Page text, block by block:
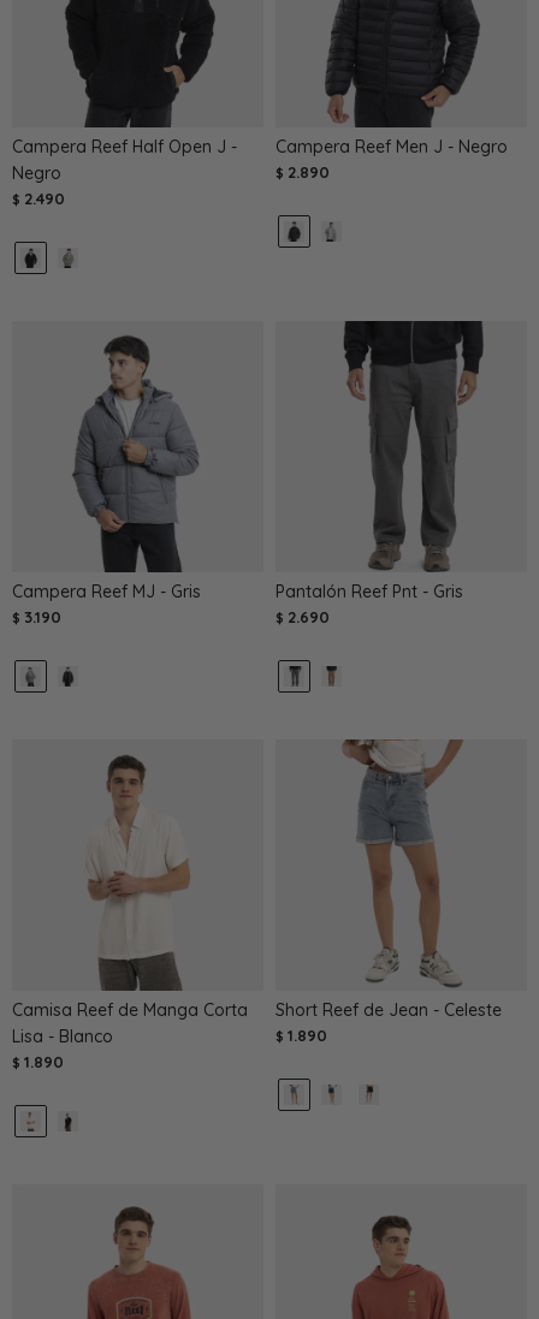
Campera Reef Half Open J -
Negro
$ 2.490
Campera Reef Men J - Negro
$ 2.890
Campera Reef MJ - Gris
$ 3.190
Pantalón Reef Pnt - Gris
$ 2.690
Camisa Reef de Manga Corta
Lisa - Blanco
$ 1.890
Short Reef de Jean - Celeste
$ 1.890